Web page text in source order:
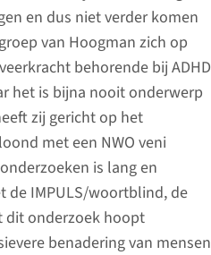
en dus niet verder komen
van Hoogman zich op
behorende bij ADHD
het is bijna nooit onderwerp
zij gericht op het
met een NWO veni
is lang en
de IMPULS/woortblind, de
dit onderzoek hoopt
benadering van mensen